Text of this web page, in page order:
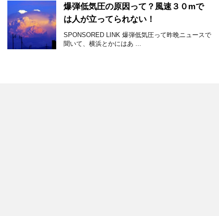
爆弾低気圧の原因って？風速３０mで
は人が立ってられない！
SPONSORED LINK 爆弾低気圧って昨晩ニュースで
聞いて、横浜とかにはあ ...